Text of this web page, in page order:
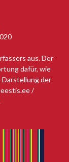
aus. Der
dafür, wie
der
/